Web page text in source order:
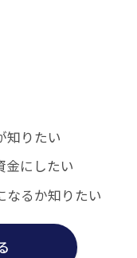
知りたい
金にしたい
なるか知りたい